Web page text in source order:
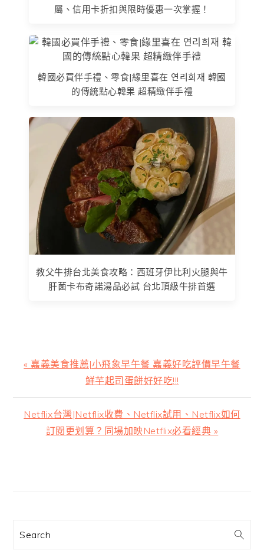
屬、信用卡折扣與限時優惠一次掌握！
韓國必買伴手禮、零食|緣里喜在 연리희재 韓國
的傳統點心韓果 超精緻伴手禮
教父牛排台北美食攻略：西班牙伊比利火腿與牛
肝菌卡布奇諾湯品必試 台北頂級牛排首選
上
篇
文
« 嘉義美食推薦|小飛象早午餐 嘉義好吃評價早午餐
鮮芋起司蛋餅好好吃!!!
下
Netflix台灣|Netflix收費、Netflix試用、Netflix如何
訂閱更划算？同場加映Netflix必看經典 »
訊
Search